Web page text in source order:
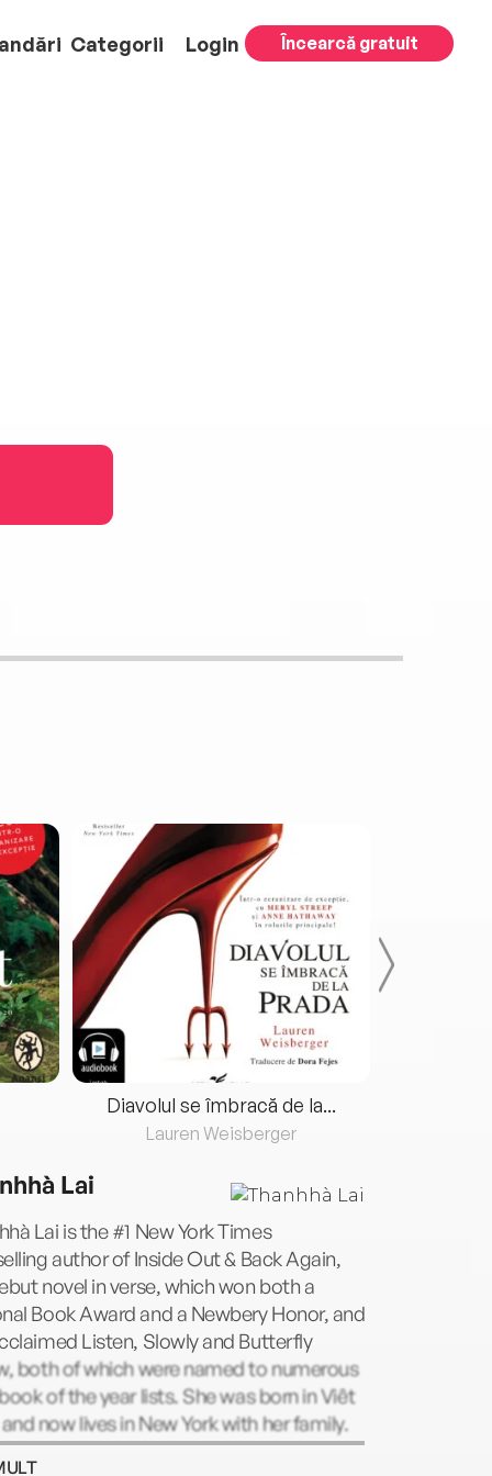
Categorii Login Încearcă gratuit
Diavolul se îmbracă de la...
Lauren Weisberger
Lai
Lai is the #1 New York Times
author of Inside Out & Back Again,
novel in verse, which won both a
Book Award and a Newbery Honor, and
Listen, Slowly and Butterfly
both of which were named to numerous
of the year lists. She was born in Viêt
now lives in New York with her family.
more about Thanhhà and her charity,